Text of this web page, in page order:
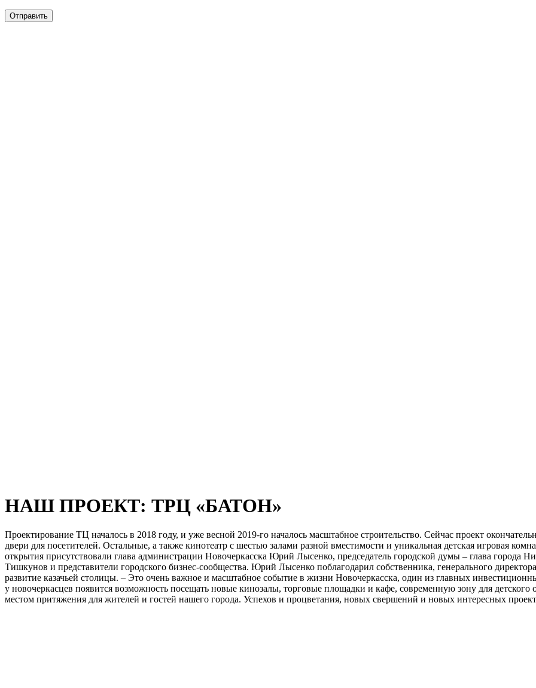
НАШ ПРОЕКТ: ТРЦ «БАТОН»
Проектирование ТЦ началось в 2018 году, и уже весной 2019-го началось масштабное строительство. Сейчас проект
двери для посетителей. Остальные, а также кинотеатр с шестью залами разной вместимости и уникальная детская игровая
открытия присутствовали глава администрации Новочеркасска Юрий Лысенко, председатель городской думы – глава города
Тишкунов и представители городского бизнес-сообщества. Юрий Лысенко поблагодарил собственника, генерального
развитие казачьей столицы. – Это очень важное и масштабное событие в жизни Новочеркасска, один из главных
у новочеркасцев появится возможность посещать новые кинозалы, торговые площадки и кафе, современную зону для детского
местом притяжения для жителей и гостей нашего города. Успехов и процветания, новых свершений и новых интересных